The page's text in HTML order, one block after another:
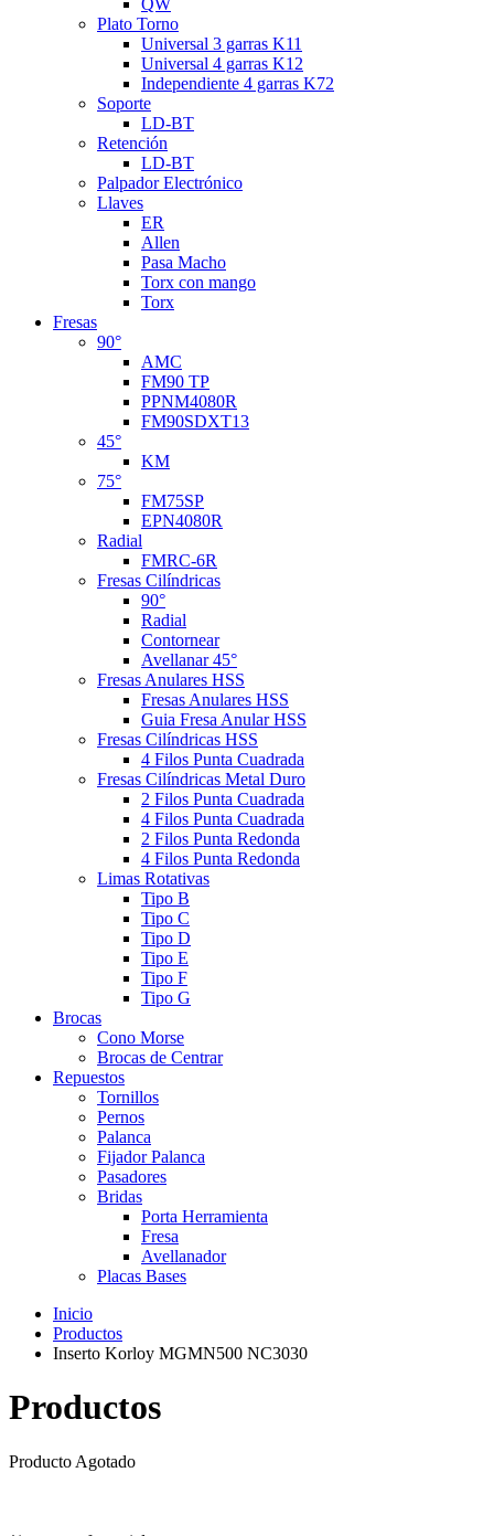
QW
Plato Torno
Universal 3 garras K11
Universal 4 garras K12
Independiente 4 garras K72
Soporte
LD-BT
Retención
LD-BT
Palpador Electrónico
Llaves
ER
Allen
Pasa Macho
Torx con mango
Torx
Fresas
90°
AMC
FM90 TP
PPNM4080R
FM90SDXT13
45°
KM
75°
FM75SP
EPN4080R
Radial
FMRC-6R
Fresas Cilíndricas
90°
Radial
Contornear
Avellanar 45°
Fresas Anulares HSS
Fresas Anulares HSS
Guia Fresa Anular HSS
Fresas Cilíndricas HSS
4 Filos Punta Cuadrada
Fresas Cilíndricas Metal Duro
2 Filos Punta Cuadrada
4 Filos Punta Cuadrada
2 Filos Punta Redonda
4 Filos Punta Redonda
Limas Rotativas
Tipo B
Tipo C
Tipo D
Tipo E
Tipo F
Tipo G
Brocas
Cono Morse
Brocas de Centrar
Repuestos
Tornillos
Pernos
Palanca
Fijador Palanca
Pasadores
Bridas
Porta Herramienta
Fresa
Avellanador
Placas Bases
Inicio
Productos
Inserto Korloy MGMN500 NC3030
Productos
Producto Agotado